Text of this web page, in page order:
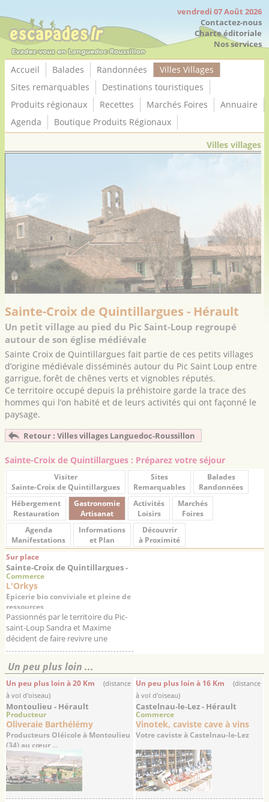
vendredi 07 Août 2026
Contactez-nous
Charte éditoriale
Nos services
Accueil Balades Randonnées
Villes Villages
Sites remarquables
Destinations touristiques
Produits régionaux
Recettes Marchés Foires
Annuaire
Agenda
Boutique Produits Régionaux
Villes villages
Sainte-Croix de Quintillargues - Hérault
Un petit village au pied du Pic Saint-Loup regroupé
autour de son église médiévale
Sainte Croix de Quintillargues fait partie de ces petits villages
d’origine médiévale disséminés autour du Pic Saint Loup entre
garrigue, forêt de chênes verts et vignobles réputés.
Ce territoire occupé depuis la préhistoire garde la trace des
hommes qui l’on habité et de leurs activités qui ont façonné le
paysage.
Retour : Villes villages Languedoc-Roussillon
Sainte-Croix de Quintillargues : Préparez votre séjour
Visiter
Sainte-Croix de Quintillargues
Sites
Remarquables
Balades
Randonnées
Hébergement
Restauration
Gastronomie
Artisanat
Activités
Loisirs
Marchés
Foires
Agenda
Manifestations
Informations
et Plan
Découvrir
à Proximité
Sur place
Sainte-Croix de Quintillargues -
Hérault
Commerce
L'Orkys
Epicerie bio conviviale et pleine de
ressources
Passionnés par le territoire du Pic-
saint-Loup Sandra et Maxime
décident de faire revivre une
épicerie multiservices (livraison de
paniers de fruits et légumes bio,
&eac...
Un peu plus loin ...
Un peu plus loin à 20 Km
(distance
à vol d'oiseau)
Montoulieu - Hérault
Producteur
Oliveraie Barthélémy
Producteurs Oléicole à Montoulieu
(34) au cœur ...
Un peu plus loin à 16 Km
(distance
à vol d'oiseau)
Castelnau-le-Lez - Hérault
Commerce
Vinotek, caviste cave à vins
Votre caviste à Castelnau-le-Lez